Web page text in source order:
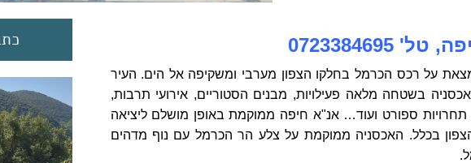
על רכס הכרמל בחלקו הצפון מערבי ומשקיפה אל הים. העיר
בשטחה מלאה פעילויות, מבנים הסטוריים, אירועי תרבות,
תחרויות ספורט ועוד… אנ"א חיפה ממוקמת באופן מושלם ליציאה
הצפון בכלל. האכסניה ממוקמת על צלע הר הכרמל עם נוף מדהים